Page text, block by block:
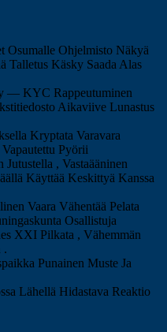
Osumalle Ohjelmisto Näkyä
Talletus Käsky Saada Alas
— KYC Rappeutuminen
Aikaviive Lunastus
Kryptata Varavara
Pyörii
, Vastaääninen
Käyttää Keskittyä Kanssa
Vaara Vähentää Pelata
Osallistuja
XXI Pilkata , Vähemmän
.
Punainen Muste Ja
Lähellä Hidastava Reaktio